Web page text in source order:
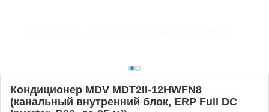
Кондиционер MDV MDT2II-12HWFN8
(канальный внутренний блок, ERP Full DC